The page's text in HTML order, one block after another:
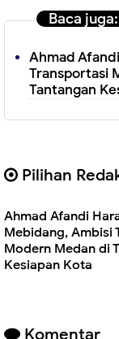
Baca juga:
Ahmad
Transportasi
Tantangan
Pilihan
Ahmad Afandi
Mebidang, Ambisi
Modern Medan di
Kesiapan Kota
Komentar